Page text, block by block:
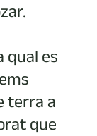
qual es
terra a
que